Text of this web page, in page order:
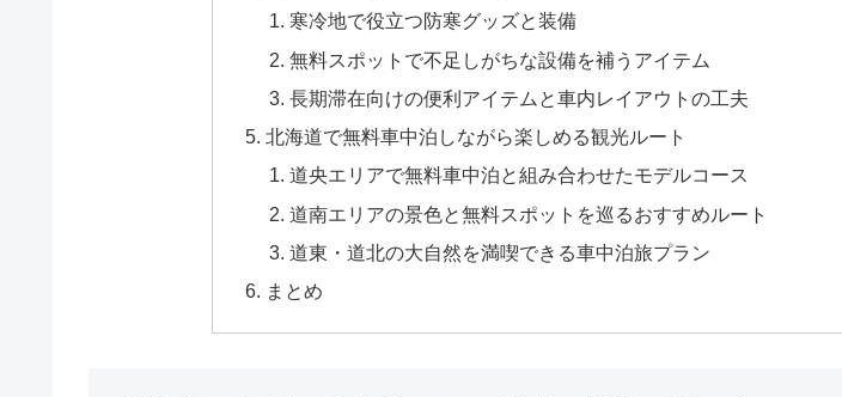
寒冷地で役立つ防寒グッズと装備
無料スポットで不足しがちな設備を補うアイテム
長期滞在向けの便利アイテムと車内レイアウトの工夫
北海道で無料車中泊しながら楽しめる観光ルート
道央エリアで無料車中泊と組み合わせたモデルコース
道南エリアの景色と無料スポットを巡るおすすめルート
道東・道北の大自然を満喫できる車中泊旅プラン
まとめ